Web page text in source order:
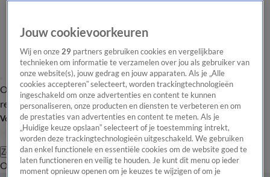
Overzicht Laatste nieuws Regionieuws Het beste van Hart
Tip de
redactie
Volg Hart van Nederland
Zoeken
OverzichtRegioUitzendingenWeerTip de redactiePanelVideo's
Jouw cookievoorkeuren
Wij en onze29 partners gebruiken cookies en vergelijkbare
technieken om informatie te verzamelen over jou als gebruiker van
onze website(s), jouw gedrag en jouw apparaten. Als je „Alle
cookies accepteren” selecteert, worden trackingtechnologieën
ingeschakeld om onze advertenties en content te kunnen
personaliseren, onze producten en diensten te verbeteren en om
de prestaties van advertenties en content te meten. Als je
„Huidige keuze opslaan” selecteert of je toestemming intrekt,
worden deze trackingtechnologieën uitgeschakeld. We gebruiken
dan enkel functionele en essentiële cookies om de website goed te
laten functioneren en veilig te houden. Je kunt dit menu op ieder
moment opnieuw openen om je keuzes te wijzigen of om je